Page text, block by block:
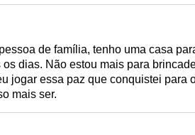
de família, tenho uma casa
os dias. Não estou mais para
jogar essa paz que conquistei para
mais ser.